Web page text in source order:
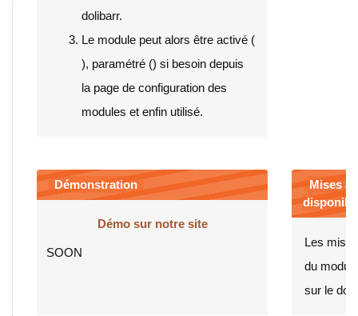
dolibarr.
Le module peut alors être activé (
), paramétré () si besoin depuis
la page de configuration des
modules et enfin utilisé.
Démonstration
Démo sur notre site
SOON
Mises à
Les
du
sur le